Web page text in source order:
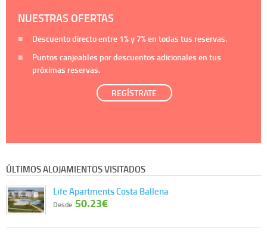
NUESTRAS OFERTAS
Descuento directo entre 1%y 7%en todas tus reservas.
Puntos canjeables por descuentos adicionales en tus
próximas reservas.
REGÍSTRATE
ÚLTIMOS ALOJAMIENTOS VISITADOS
Life Apartments Costa Ballena
Desde 50.23€